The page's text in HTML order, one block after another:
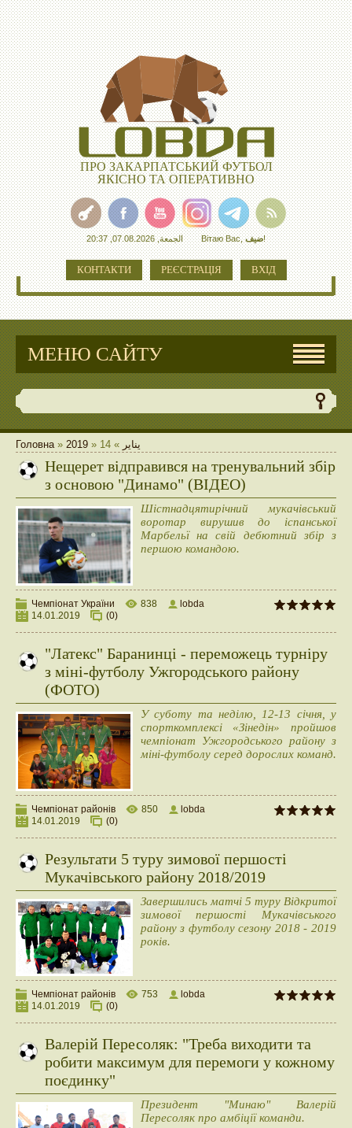
ПРО ЗАКАРПАТСЬКИЙ ФУТБОЛ
ЯКІСНО ТА ОПЕРАТИВНО
الجمعة, 07.08.2026, 20:37 Вітаю Вас,ضيف!
КОНТАКТИ РЕЄСТРАЦІЯ ВХІД
МЕНЮ САЙТУ
Головна» 2019 » يناير »
14
Нещерет відправився на тренувальний збір
з основою "Динамо" (ВІДЕО)
Шістнадцятирічний мукачівський
воротар вирушив до іспанської
Марбельї на свій дебютний збір з
першою командою.
Чемпіонат України 838
lobda
14.01.2019
(0)
"Латекс" Баранинці - переможець турніру
з міні-футболу Ужгородського району
(ФОТО)
У суботу та неділю, 12-13 січня, у
спорткомплексі «Зінедін» пройшов
чемпіонат Ужгородського району з
міні-футболу серед дорослих команд.
Чемпіонат районів 850
lobda
14.01.2019
(0)
Результати 5 туру зимової першості
Мукачівського району 2018/2019
Завершились матчі 5 туру Відкритої
зимової першості Мукачівського
району з футболу сезону 2018 - 2019
років.
Чемпіонат районів 753
lobda
14.01.2019
(0)
Валерій Пересоляк: "Треба виходити та
робити максимум для перемоги у кожному
поєдинку"
Президент "Минаю" Валерій
Пересоляк про амбіції команди.